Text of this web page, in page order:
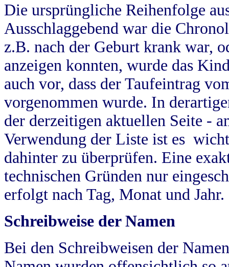
Die ursprüngliche Reihenfolge
Ausschlaggebend war die
z.B. nach der Geburt krank war,
anzeigen konnten, wurde das
auch vor, dass der Taufeintrag
vorgenommen wurde. In
der derzeitigen aktuellen Seite -
Verwendung der Liste ist es
dahinter zu überprüfen. Eine
technischen Gründen nur
erfolgt nach Tag, Monat und Jahr.
Schreibweise der Namen
Bei den Schreibweisen der